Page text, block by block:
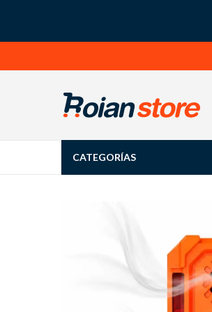
CATEGORÍAS